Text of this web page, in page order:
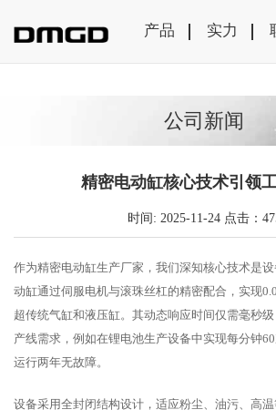
产品 实力
公司新闻
精密电动缸核心技术引领
时间: 2025-11-24 点击：
作为精密电动缸生产厂家，我们深知核心技术是
动缸通过伺服电机与滚珠丝杠的精密配合，实现
超传统气缸和液压缸。其动态响应时间仅需毫秒
产线需求，例如在锂电池生产设备中实现每分钟
运行两年无故障。
设备采用全封闭结构设计，适应粉尘、油污、高